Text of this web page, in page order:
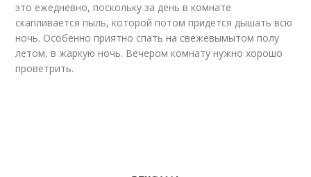
это ежедневно, поскольку за день в комнате
скапливается пыль, которой потом придется дышать всю
ночь. Особенно приятно спать на свежевымытом полу
летом, в жаркую ночь. Вечером комнату нужно хорошо
проветрить.